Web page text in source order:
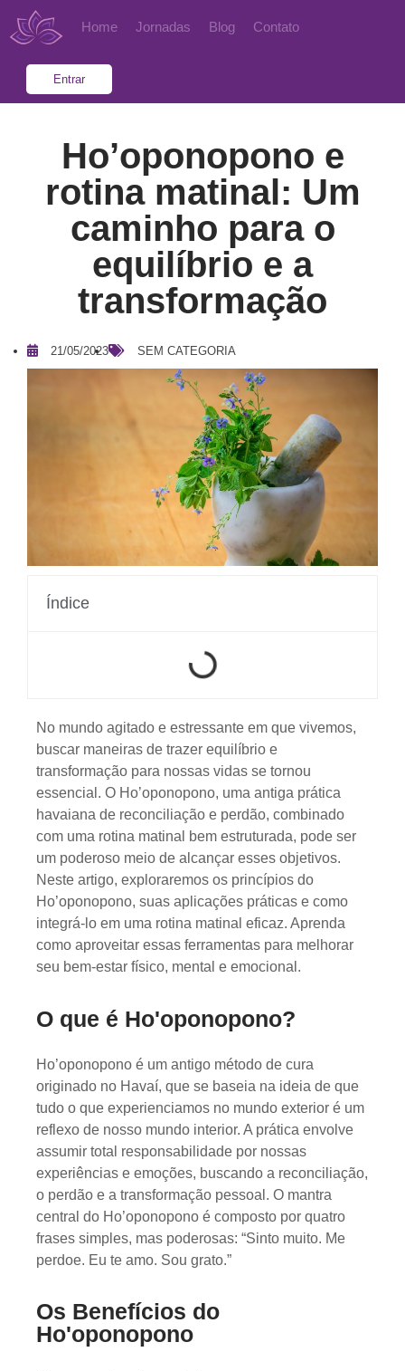
Home Jornadas Blog Contato
Entrar
Ho’oponopono e
rotina matinal: Um
caminho para o
equilíbrio e a
transformação
21/05/2023 SEM CATEGORIA
Índice
No mundo agitado e estressante em que vivemos,
buscar maneiras de trazer equilíbrio e
transformação para nossas vidas se tornou
essencial. O Ho’oponopono, uma antiga prática
havaiana de reconciliação e perdão, combinado
com uma rotina matinal bem estruturada, pode ser
um poderoso meio de alcançar esses objetivos.
Neste artigo, exploraremos os princípios do
Ho’oponopono, suas aplicações práticas e como
integrá-lo em uma rotina matinal eficaz. Aprenda
como aproveitar essas ferramentas para melhorar
seu bem-estar físico, mental e emocional.
O que é Ho'oponopono?
Ho’oponopono é um antigo método de cura
originado no Havaí, que se baseia na ideia de que
tudo o que experienciamos no mundo exterior é um
reflexo de nosso mundo interior. A prática envolve
assumir total responsabilidade por nossas
experiências e emoções, buscando a reconciliação,
o perdão e a transformação pessoal. O mantra
central do Ho’oponopono é composto por quatro
frases simples, mas poderosas: “Sinto muito. Me
perdoe. Eu te amo. Sou grato.”
Os Benefícios do
Ho'oponopono